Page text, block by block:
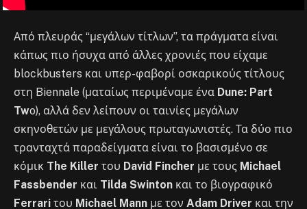
Από πλευράς “μεγάλων τίτλων”, τα πράγματα είναι
κάπως πιο ήσυχα από άλλες χρονιές που είχαμε
blockbusters και υπερ-φαβορί οσκαρικούς τίτλους
στη Biennale (ματαίως περιμέναμε ένα Dune: Part
Two), αλλά δεν λείπουν οι ταινίες μεγάλων
σκηνοθετών με μεγάλους πρωταγωνιστές. Τα δύο πιο
τρανταχτά παραδείγματα είναι το βασισμένο σε
κόμικ The Killer του David Fincher με τους Michael
Fassbender και Tilda Swinton και το βιογραφικό
Ferrari του Michael Mann με τον Adam Driver και την